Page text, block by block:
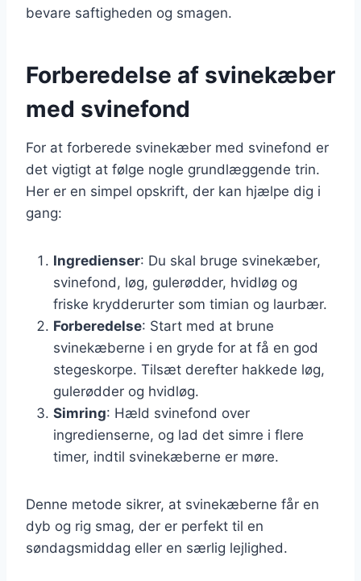
bevare saftigheden og smagen.
Forberedelse af svinekæber
med svinefond
For at forberede svinekæber med svinefond er
det vigtigt at følge nogle grundlæggende trin.
Her er en simpel opskrift, der kan hjælpe dig i
gang:
Ingredienser: Du skal bruge svinekæber,
svinefond, løg, gulerødder, hvidløg og
friske krydderurter som timian og laurbær.
Forberedelse: Start med at brune
svinekæberne i en gryde for at få en god
stegeskorpe. Tilsæt derefter hakkede løg,
gulerødder og hvidløg.
Simring: Hæld svinefond over
ingredienserne, og lad det simre i flere
timer, indtil svinekæberne er møre.
Denne metode sikrer, at svinekæberne får en
dyb og rig smag, der er perfekt til en
søndagsmiddag eller en særlig lejlighed.